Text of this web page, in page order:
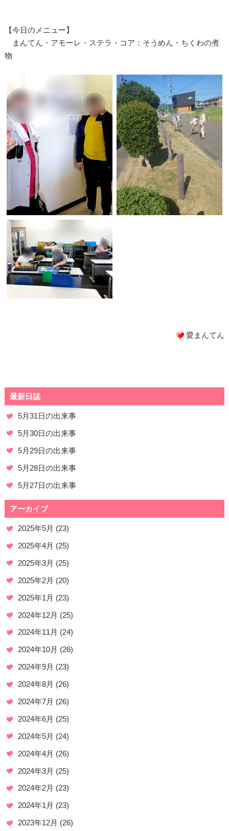
【今日のメニュー】
まんてん・アモーレ・ステラ・コア：そうめん・ちくわの煮
物
愛まんてん
最新日誌
5月31日の出来事
5月30日の出来事
5月29日の出来事
5月28日の出来事
5月27日の出来事
アーカイブ
2025年5月 (23)
2025年4月 (25)
2025年3月 (25)
2025年2月 (20)
2025年1月 (23)
2024年12月 (25)
2024年11月 (24)
2024年10月 (26)
2024年9月 (23)
2024年8月 (26)
2024年7月 (26)
2024年6月 (25)
2024年5月 (24)
2024年4月 (26)
2024年3月 (25)
2024年2月 (23)
2024年1月 (23)
2023年12月 (26)